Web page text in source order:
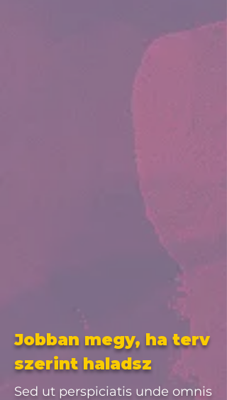
Jobban megy, ha terv
szerint haladsz
Sed ut perspiciatis unde omnis